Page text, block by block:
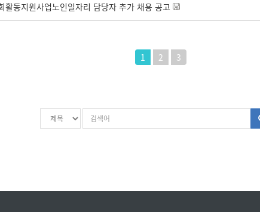
동지원사업노인일자리 담당자 추가 채용 공고
1
2 3